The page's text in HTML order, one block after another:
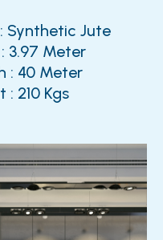
Synthetic Jute
3.97 Meter
: 40 Meter
210 Kgs